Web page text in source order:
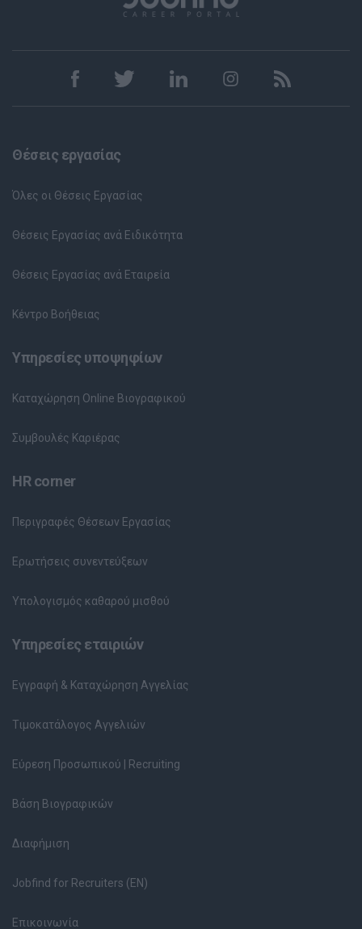
Θέσεις εργασίας
Όλες οι Θέσεις Εργασίας
Θέσεις Εργασίας ανά Ειδικότητα
Θέσεις Εργασίας ανά Εταιρεία
Κέντρο Βοήθειας
Υπηρεσίες υποψηφίων
Καταχώρηση Online Βιογραφικού
Συμβουλές Καριέρας
HR corner
Περιγραφές Θέσεων Εργασίας
Ερωτήσεις συνεντεύξεων
Υπολογισμός καθαρού μισθού
Υπηρεσίες εταιριών
Εγγραφή & Καταχώρηση Αγγελίας
Τιμοκατάλογος Αγγελιών
Εύρεση Προσωπικού | Recruiting
Βάση Βιογραφικών
Διαφήμιση
Jobfind for Recruiters (EN)
Επικοινωνία